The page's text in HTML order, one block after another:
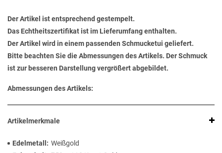
Der Artikel ist entsprechend gestempelt.
Das Echtheitszertifikat ist im Lieferumfang enthalten.
Der Artikel wird in einem passenden Schmucketui geliefert.
Bitte beachten Sie die Abmessungen des Artikels. Der Schmuck
ist zur besseren Darstellung vergrößert abgebildet.
Abmessungen des Artikels:
Artikelmerkmale
Edelmetall
Weißgold